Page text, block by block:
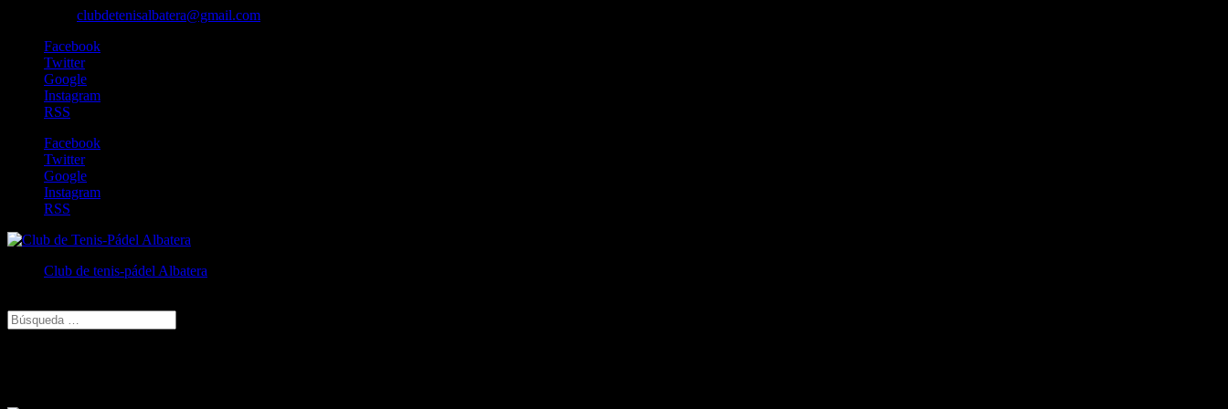
clubdetenisalbatera@gmail.com
Facebook
Twitter
Google
Instagram
RSS
Facebook
Twitter
Google
Instagram
RSS
Club de tenis-pádel Albatera